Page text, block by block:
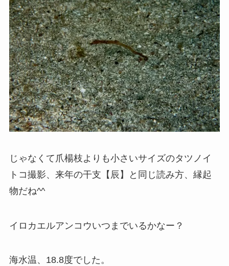
じゃなくて爪楊枝よりも小さいサイズのタツノイ
トコ撮影、来年の干支【辰】と同じ読み方、縁起
物だね^^
イロカエルアンコウいつまでいるかなー？
海水温、18.8度でした。